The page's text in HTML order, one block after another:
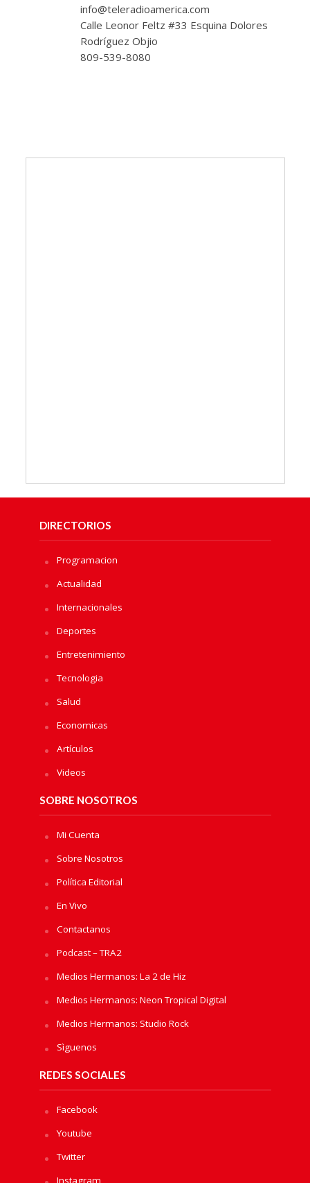
info@teleradioamerica.com
Calle Leonor Feltz #33 Esquina Dolores
Rodríguez Objio
809-539-8080
DIRECTORIOS
Programacion
Actualidad
Internacionales
Deportes
Entretenimiento
Tecnologia
Salud
Economicas
Artículos
Videos
SOBRE NOSOTROS
Mi Cuenta
Sobre Nosotros
Política Editorial
En Vivo
Contactanos
Podcast – TRA2
Medios Hermanos: La 2 de Hiz
Medios Hermanos: Neon Tropical Digital
Medios Hermanos: Studio Rock
Sìguenos
REDES SOCIALES
Facebook
Youtube
Twitter
Instagram